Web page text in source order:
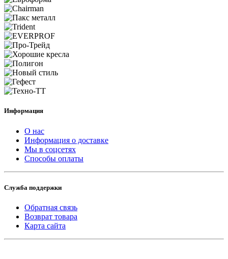
Информация
О нас
Информация о доставке
Мы в соцсетях
Способы оплаты
Служба поддержки
Обратная связь
Возврат товара
Карта сайта